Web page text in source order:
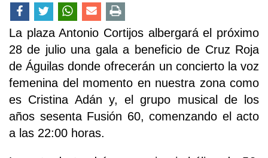
La plaza Antonio Cortijos albergará el próximo
28 de julio una gala a beneficio de Cruz Roja
de Águilas donde ofrecerán un concierto la voz
femenina del momento en nuestra zona como
es Cristina Adán y, el grupo musical de los
años sesenta Fusión 60, comenzando el acto
a las 22:00 horas.